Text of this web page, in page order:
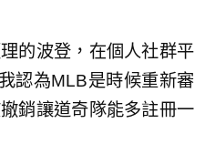
的波登，在個人社群平
認為MLB是時候重新審
銷讓道奇隊能多註冊一